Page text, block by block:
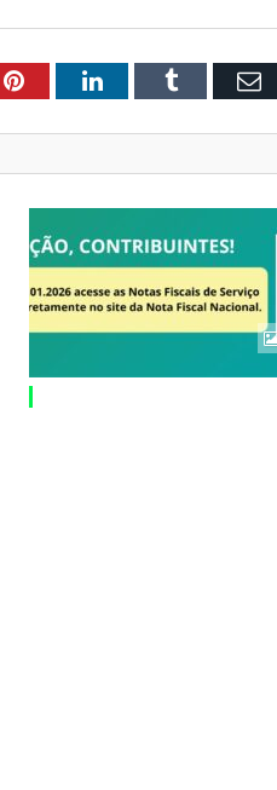
PinterestLinkedInTumblr